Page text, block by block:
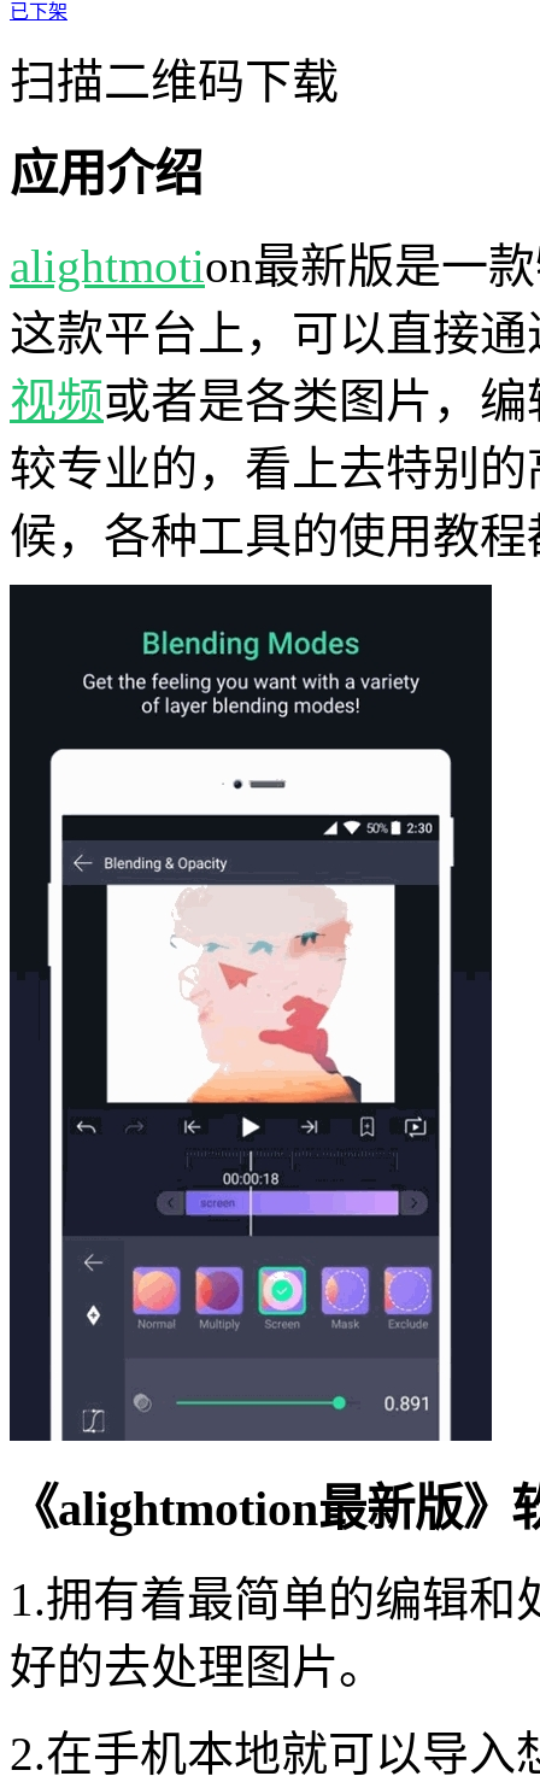
已下架
扫描二维码下载
应用介绍
alightmotion最新版是一
这款平台上，可以直接
视频或者是各类图片，
较专业的，看上去特别
候，各种工具的使用教
《alightmotion最新版》
1.拥有着最简单的编辑
好的去处理图片。
2.在手机本地就可以导